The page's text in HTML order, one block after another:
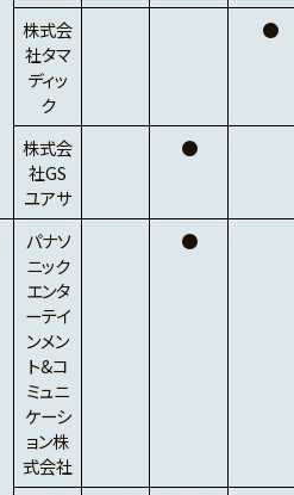
株式会
社タマ
ディッ
ク
●
株式会
社GS
ユアサ
●
パナソ
ニック
エンタ
ーテイ
ンメン
ト&コ
ミュニ
ケーシ
ョン株
式会社
●